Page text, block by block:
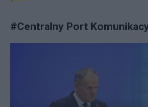
#Centralny Port